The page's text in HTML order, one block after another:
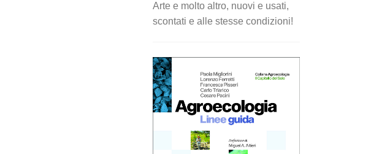
Arte e molto altro, nuovi e usati,
scontati e alle stesse condizioni!